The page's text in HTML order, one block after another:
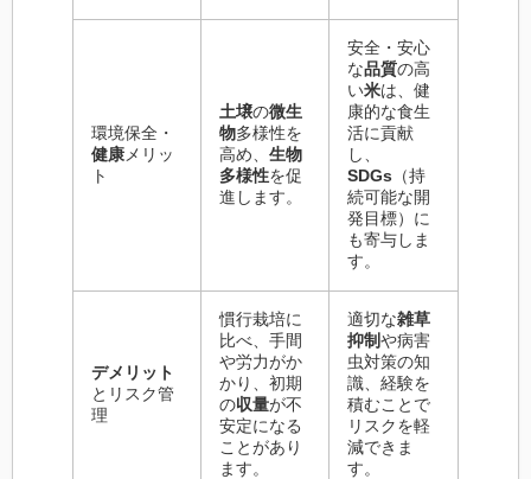
環境保全・
健康 メリッ
ト
土壌の微生
物多様性を
高め、 生物
多様性を促
進します。
安全・安心
な品質の高
い米は、健
康的な食生
活に貢献
し、
SDGs （持
続可能な開
発目標）に
も寄与しま
す。
デメリット
とリスク管
理
慣行栽培に
比べ、手間
や労力がか
かり、初期
の収量が不
安定になる
ことがあり
ます。
適切な雑草
抑制や病害
虫対策の知
識、経験を
積むことで
リスクを軽
減できま
す。